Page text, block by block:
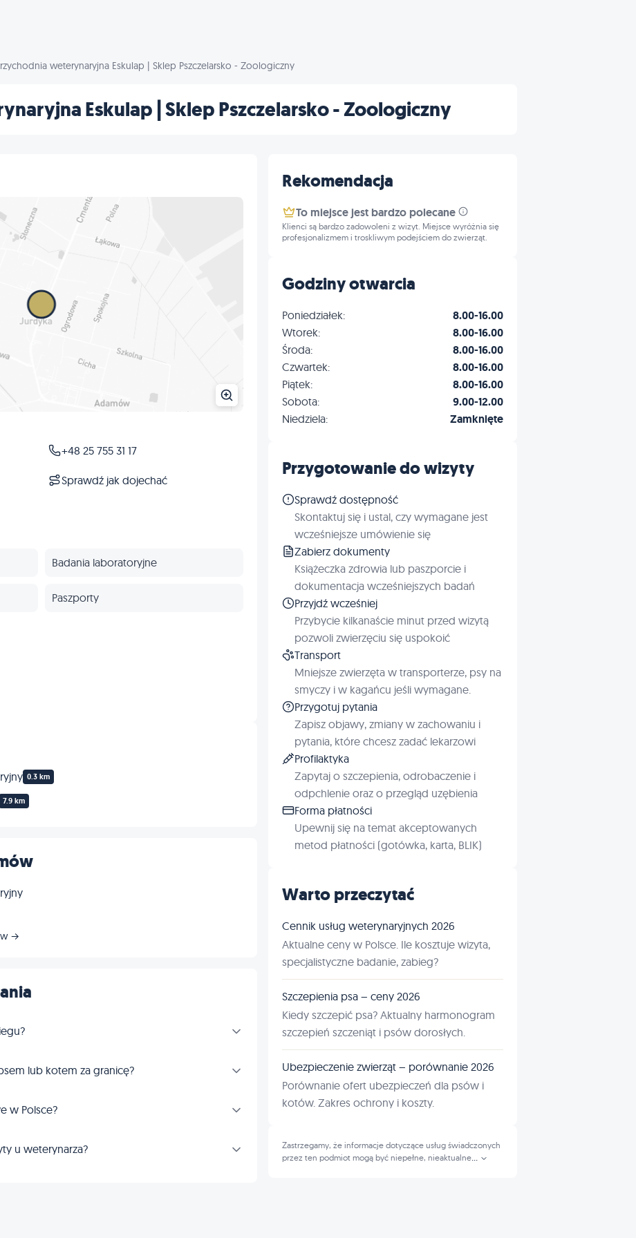
weterynaryjna Eskulap | Sklep Pszczelarsko - Zoologiczny
Eskulap | Sklep Pszczelarsko - Zoologiczny
+48 25 755 31 17
Sprawdź jak dojechać
Badania laboratoryjne
Paszporty
0.3 km
7.9 km
→
lub kotem za granicę?
w Polsce?
u weterynarza?
Rekomendacja
To miejsce jest bardzo polecane
Klienci są bardzo zadowoleni z wizyt. Miejsce wyróżnia się
profesjonalizmem i troskliwym podejściem do zwierząt.
Godziny otwarcia
Poniedziałek: 8.00-16.00
Wtorek: 8.00-16.00
Środa: 8.00-16.00
Czwartek: 8.00-16.00
Piątek: 8.00-16.00
Sobota: 9.00-12.00
Niedziela: Zamknięte
Przygotowanie do wizyty
Sprawdź dostępność
Skontaktuj się i ustal, czy wymagane jest
wcześniejsze umówienie się
Zabierz dokumenty
Książeczka zdrowia lub paszporcie i
dokumentacja wcześniejszych badań
Przyjdź wcześniej
Przybycie kilkanaście minut przed wizytą
pozwoli zwierzęciu się uspokoić
Transport
Mniejsze zwierzęta w transporterze, psy na
smyczy i w kagańcu jeśli wymagane.
Przygotuj pytania
Zapisz objawy, zmiany w zachowaniu i
pytania, które chcesz zadać lekarzowi
Profilaktyka
Zapytaj o szczepienia, odrobaczenie i
odpchlenie oraz o przegląd uzębienia
Forma płatności
Upewnij się na temat akceptowanych
metod płatności (gotówka, karta, BLIK)
Warto przeczytać
Cennik usług weterynaryjnych 2026
Aktualne ceny w Polsce. Ile kosztuje wizyta,
specjalistyczne badanie, zabieg?
Szczepienia psa – ceny 2026
Kiedy szczepić psa? Aktualny harmonogram
szczepień szczeniąt i psów dorosłych.
Ubezpieczenie zwierząt – porównanie 2026
Porównanie ofert ubezpieczeń dla psów i
kotów. Zakres ochrony i koszty.
Zastrzegamy, że informacje dotyczące usług świadczonych
przez ten podmiot mogą być niepełne, nieaktualne...